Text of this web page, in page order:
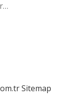
Sitemap